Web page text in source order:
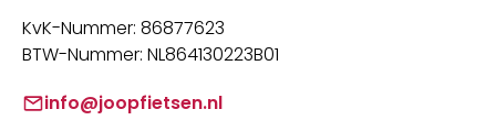
KvK-Nummer: 86877623
BTW-Nummer: NL864130223B01
info@joopfietsen.nl